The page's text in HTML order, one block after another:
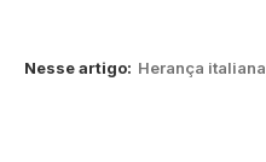
Nesse artigo: Herança italiana